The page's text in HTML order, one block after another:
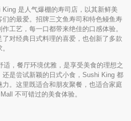
是人气爆棚的寿司店，以其新鲜美
的最爱。招牌三文鱼寿司和特色鳗鱼寿
工艺，每一口都带来绝佳的口感体验。
对经典日式料理的喜爱，也创新了多款
，餐厅环境优雅，是享受美食的理想之
是尝试新颖的日式小食，Sushi King 都
。这里既适合和朋友聚餐，也适合家庭
不可错过的美食体验。